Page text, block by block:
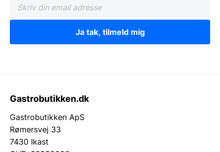
Ja tak, tilmeld mig
Gastrobutikken.dk
Gastrobutikken ApS
Rømersvej 33
7430 Ikast